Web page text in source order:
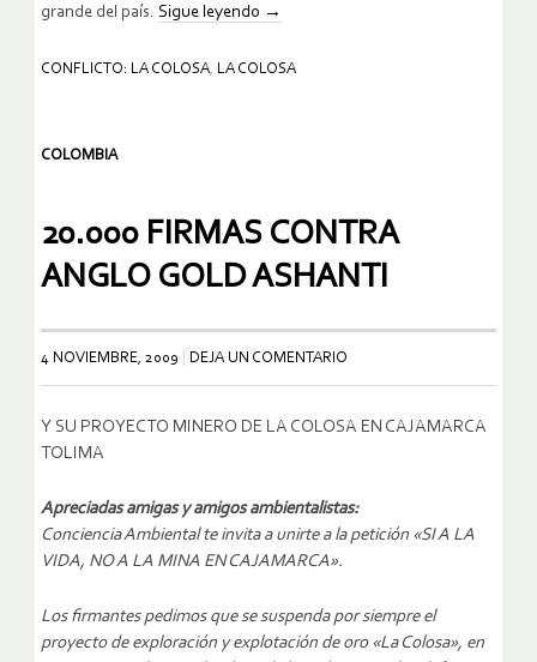
grande del país. Sigue leyendo →
CONFLICTO: LA COLOSA, LA COLOSA
COLOMBIA
20.000 FIRMAS CONTRA
ANGLO GOLD ASHANTI
4 NOVIEMBRE, 2009 DEJA UN COMENTARIO
Y SU PROYECTO MINERO DE LA COLOSA EN CAJAMARCA
Apreciadas amigas y amigos ambientalistas:
Conciencia Ambiental te invita a unirte a la petición «SI A LA
VIDA, NO A LA MINA EN CAJAMARCA».
Los firmantes pedimos que se suspenda por siempre el
proyecto de exploración y explotación de oro «La Colosa», en